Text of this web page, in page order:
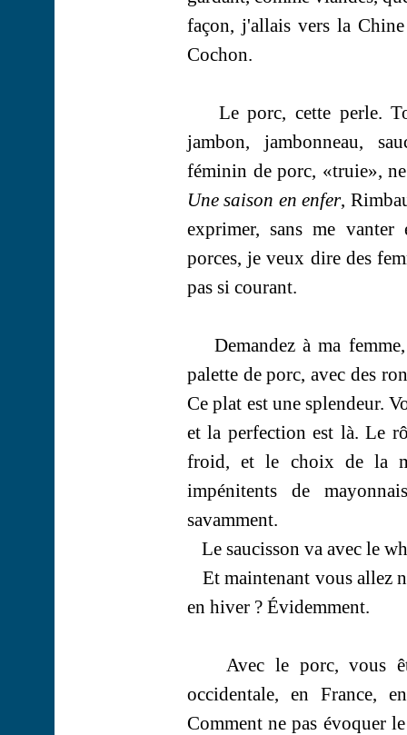
façon, j'allais vers la
Cochon.
Le porc, cette perle.
jambon, jambonneau,
féminin de porc, «truie»,
Une saison en enfer,
exprimer, sans me vanter
porces, je veux dire des
pas si courant.
Demandez à ma
palette de porc, avec des
Ce plat est une splendeur.
et la perfection est là. Le
froid, et le choix de la
impénitents de
savamment.
Le saucisson va avec le
Et maintenant vous allez
en hiver ? Évidemment.
Avec le porc, vous
occidentale, en France,
Comment ne pas évoquer